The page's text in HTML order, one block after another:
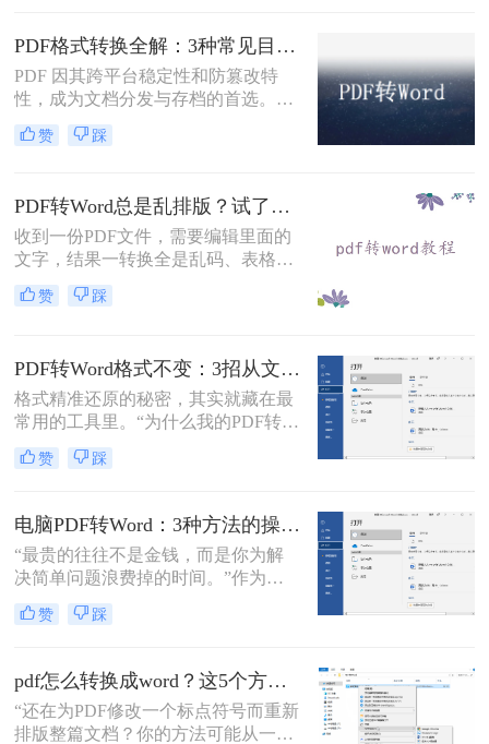
PDF格式转换全解：3种常见目标格式及对应操作方法！
PDF 因其跨平台稳定性和防篡改特
性，成为文档分发与存档的首选。但
当需要编辑内容、调整格式或提取文
本时，将其转换为可编辑的 Word 文
流转换途径。
赞 踩
PDF转Word总是乱排版？试了好几个办法，这几个真的能用！
收到一份PDF文件，需要编辑里面的
文字，结果一转换全是乱码、表格错
位、图片跑偏——这种糟心事估计不
少人都遇到过。其实pdf怎么转换成
的PDF是什么类型、要转几个文件、
对排版要求高不高。本文就按不同场
景，把我自己实际用过、觉得靠谱的
转、批量处理、以及对排版要求高时
了。
赞 踩
PDF转Word格式不变：3招从文件选择到输出设置全流程！
格式精准还原的秘密，其实就藏在最
常用的工具里。“为什么我的PDF转成
Word后，格式全乱了？”——这是小
编在后台收到最多的问题之一。相信
疼：一份精心排版的报告、合同或方
案，转换后却面目全非，表格错位、
字体变异、版面混乱，不得不花费大
量时间重新调整。
赞 踩
电脑PDF转Word：3种方法的操作步骤和常见报错处理！
“最贵的往往不是金钱，而是你为解
决简单问题浪费掉的时间。”作为专
注电脑办公软件测评多年的博
主，“电脑怎么将pdf转换成word免
背后，是无数职场人和内容创作者面
对合同、报告、文献时，渴望高效提
取、编辑信息的真切需求。
赞 踩
pdf怎么转换成word？这5个方法亲测有效，职场人必备技能！
“还在为PDF修改一个标点符号而重新
排版整篇文档？你的方法可能从一开